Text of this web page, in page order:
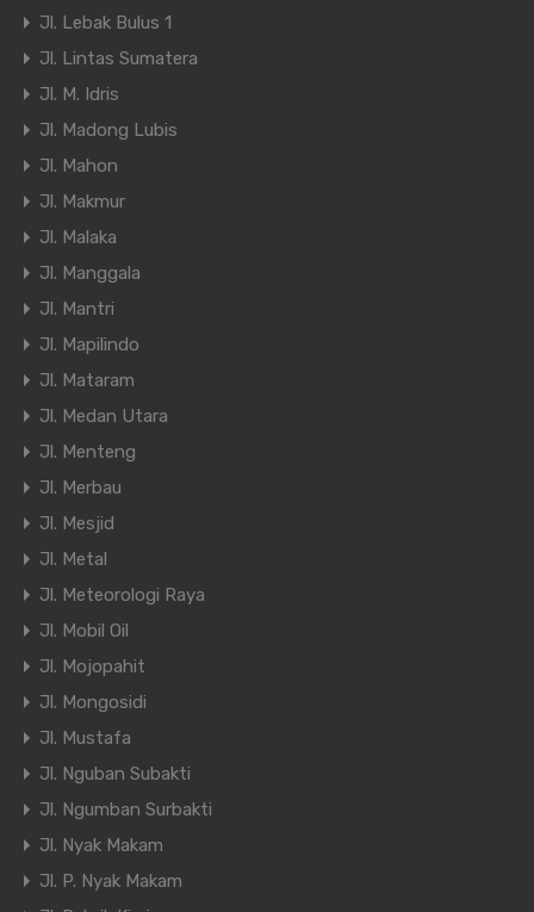
Jl. Lebak Bulus 1
Jl. Lintas Sumatera
Jl. M. Idris
Jl. Madong Lubis
Jl. Mahon
Jl. Makmur
Jl. Malaka
Jl. Manggala
Jl. Mantri
Jl. Mapilindo
Jl. Mataram
Jl. Medan Utara
Jl. Menteng
Jl. Merbau
Jl. Mesjid
Jl. Metal
Jl. Meteorologi Raya
Jl. Mobil Oil
Jl. Mojopahit
Jl. Mongosidi
Jl. Mustafa
Jl. Nguban Subakti
Jl. Ngumban Surbakti
Jl. Nyak Makam
Jl. P. Nyak Makam